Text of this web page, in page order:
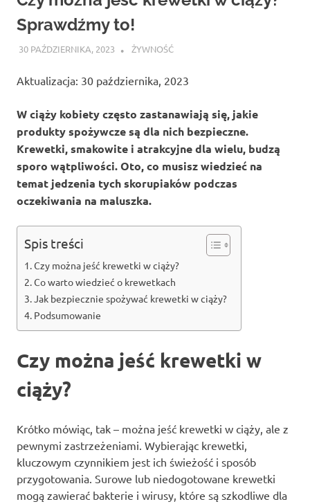
Sprawdźmy to!
30 PAŹDZIERNIKA, 2023 ATROX
ŻYWNOŚĆ
Aktualizacja: 30 października, 2023
W ciąży kobiety często zastanawiają się, jakie
produkty spożywcze są dla nich bezpieczne.
Krewetki, smakowite i atrakcyjne dla wielu, budzą
sporo wątpliwości. Oto, co musisz wiedzieć na
temat jedzenia tych skorupiaków podczas
oczekiwania na maluszka.
Spis treści
Czy można jeść krewetki w ciąży?
Co warto wiedzieć o krewetkach
Jak bezpiecznie spożywać krewetki w ciąży?
Podsumowanie
Czy można jeść krewetki w
ciąży?
Krótko mówiąc, tak – można jeść krewetki w ciąży, ale z
pewnymi zastrzeżeniami. Wybierając krewetki,
kluczowym czynnikiem jest ich świeżość i sposób
przygotowania. Surowe lub niedogotowane krewetki
mogą zawierać bakterie i wirusy, które są szkodliwe dla